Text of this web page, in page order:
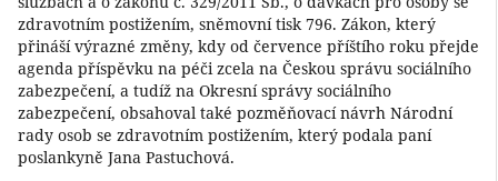
zdravotním postižením, sněmovní tisk 796. Zákon, který
přináší výrazné změny, kdy od července příštího roku přejde
agenda příspěvku na péči zcela na Českou správu sociálního
zabezpečení, a tudíž na Okresní správy sociálního
zabezpečení, obsahoval také pozměňovací návrh Národní
rady osob se zdravotním postižením, který podala paní
poslankyně Jana Pastuchová.